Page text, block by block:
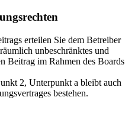
erteilen Sie dem Betreiber
unbeschränktes und
Beitrag im Rahmen des Boards
2, Unterpunkt a bleibt auch
bestehen.